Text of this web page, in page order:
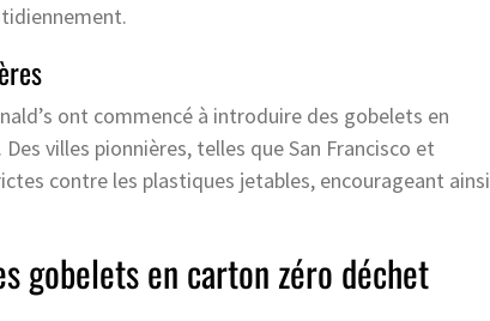
ont commencé à introduire des gobelets en
villes pionnières, telles que San Francisco et
contre les plastiques jetables, encourageant ainsi
gobelets en carton zéro déchet